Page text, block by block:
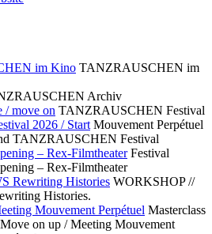
im Kino TANZRAUSCHEN im
Archiv
/ move on TANZRAUSCHEN Festival
2026 / Start Mouvement Perpétuel
TANZRAUSCHEN Festival
– Rex-Filmtheater Festival
– Rex-Filmtheater
Rewriting Histories WORKSHOP //
Histories.
Mouvement Perpétuel Masterclass
on up / Meeting Mouvement